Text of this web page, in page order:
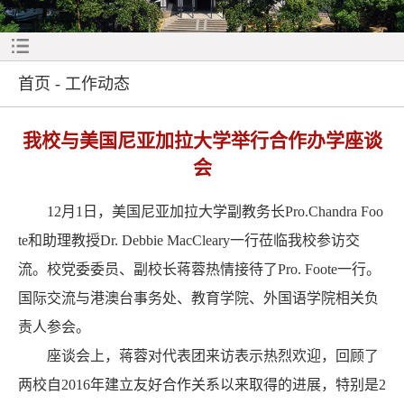
首页 - 工作动态
我校与美国尼亚加拉大学举行合作办学座谈
会
12月1日，美国尼亚加拉大学副教务长Pro.Chandra Foo
te和助理教授Dr. Debbie MacCleary一行莅临我校参访交
流。校党委委员、副校长蒋蓉热情接待了Pro. Foote一行。
国际交流与港澳台事务处、教育学院、外国语学院相关负
责人参会。
座谈会上，蒋蓉对代表团来访表示热烈欢迎，回顾了
两校自2016年建立友好合作关系以来取得的进展，特别是2